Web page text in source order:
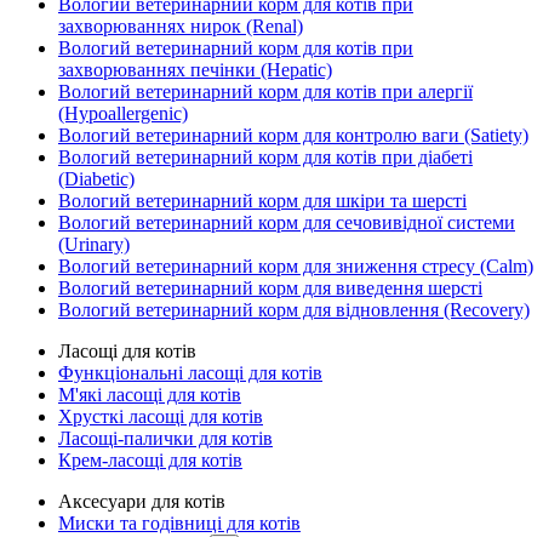
Вологий ветеринарний корм для котів при
захворюваннях нирок (Renal)
Вологий ветеринарний корм для котів при
захворюваннях печінки (Hepatic)
Вологий ветеринарний корм для котів при алергії
(Hypoallergenic)
Вологий ветеринарний корм для контролю ваги (Satiety)
Вологий ветеринарний корм для котів при діабеті
(Diabetic)
Вологий ветеринарний корм для шкіри та шерсті
Вологий ветеринарний корм для сечовивідної системи
(Urinary)
Вологий ветеринарний корм для зниження стресу (Calm)
Вологий ветеринарний корм для виведення шерсті
Вологий ветеринарний корм для відновлення (Recovery)
Ласощі для котів
Функціональні ласощі для котів
М'які ласощі для котів
Хрусткі ласощі для котів
Ласощі-палички для котів
Крем-ласощі для котів
Аксесуари для котів
Миски та годівниці для котів